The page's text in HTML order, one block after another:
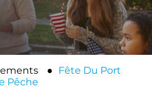
● Fête Du Port
Pêche